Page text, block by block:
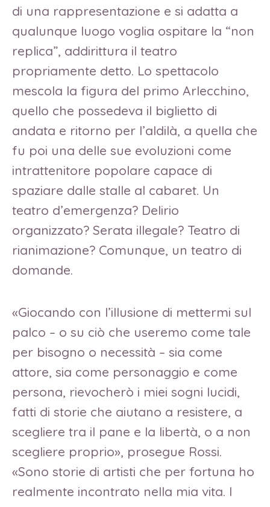
di una rappresentazione e si adatta a
qualunque luogo voglia ospitare la “non
replica”, addirittura il teatro
propriamente detto. Lo spettacolo
mescola la figura del primo Arlecchino,
quello che possedeva il biglietto di
andata e ritorno per l’aldilà, a quella che
fu poi una delle sue evoluzioni come
intrattenitore popolare capace di
spaziare dalle stalle al cabaret. Un
teatro d’emergenza? Delirio
organizzato? Serata illegale? Teatro di
rianimazione? Comunque, un teatro di
domande.
«Giocando con l’illusione di mettermi sul
palco – o su ciò che useremo come tale
per bisogno o necessità – sia come
attore, sia come personaggio e come
persona, rievocherò i miei sogni lucidi,
fatti di storie che aiutano a resistere, a
scegliere tra il pane e la libertà, o a non
scegliere proprio», prosegue Rossi.
«Sono storie di artisti che per fortuna ho
realmente incontrato nella mia vita. I